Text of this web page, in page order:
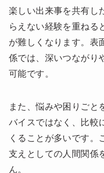
楽しい出来事を共有し
らえない経験を重ねる
が難しくなります。表
係では、深いつながり
可能です。
また、悩みや困りごと
バイスではなく、比較
くることが多いです。
支えとしての人間関係
ん。